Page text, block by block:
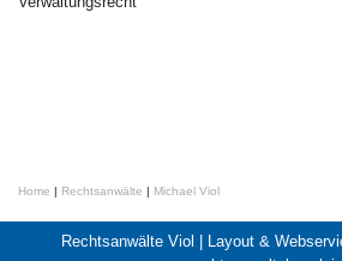
Home | Rechtsanwälte | Michael Viol
Rechtsanwälte Viol | Layout &